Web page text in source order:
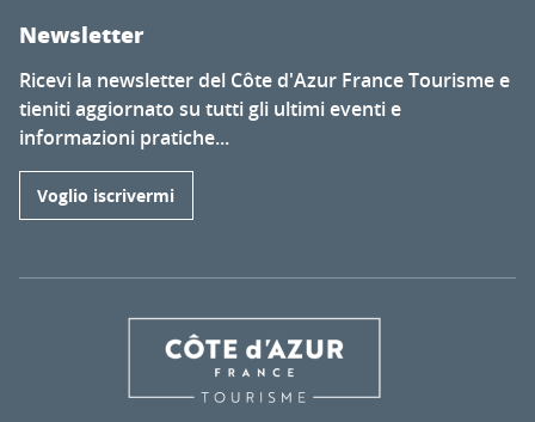
Newsletter
Ricevi la newsletter del Côte d'Azur France Tourisme e
tieniti aggiornato su tutti gli ultimi eventi e
informazioni pratiche...
Voglio iscrivermi